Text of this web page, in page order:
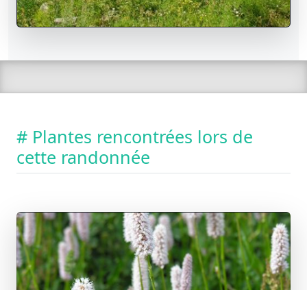
# Plantes rencontrées lors de
cette randonnée